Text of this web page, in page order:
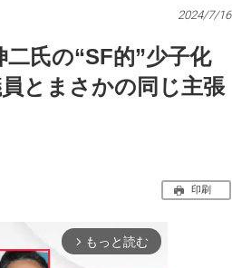
2024/7/16
二氏の“SF的”少子化
とまさかの同じ主張
印刷
arrow_forward_ios もっと読む